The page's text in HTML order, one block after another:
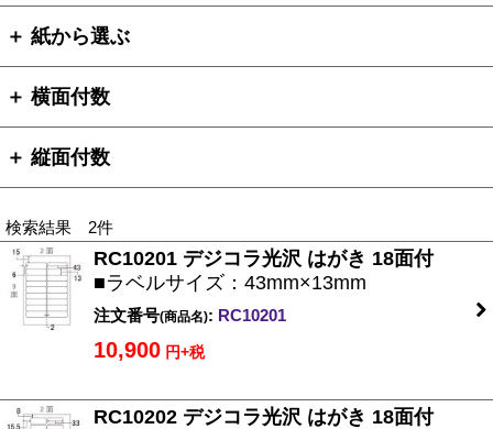
＋ 紙から選ぶ
＋ 横面付数
＋ 縦面付数
検索結果 2件
RC10201 デジコラ光沢 はがき 18面付
■ラベルサイズ：43mm×13mm
注文番号(商品名): RC10201
10,900 円+税
RC10202 デジコラ光沢 はがき 18面付